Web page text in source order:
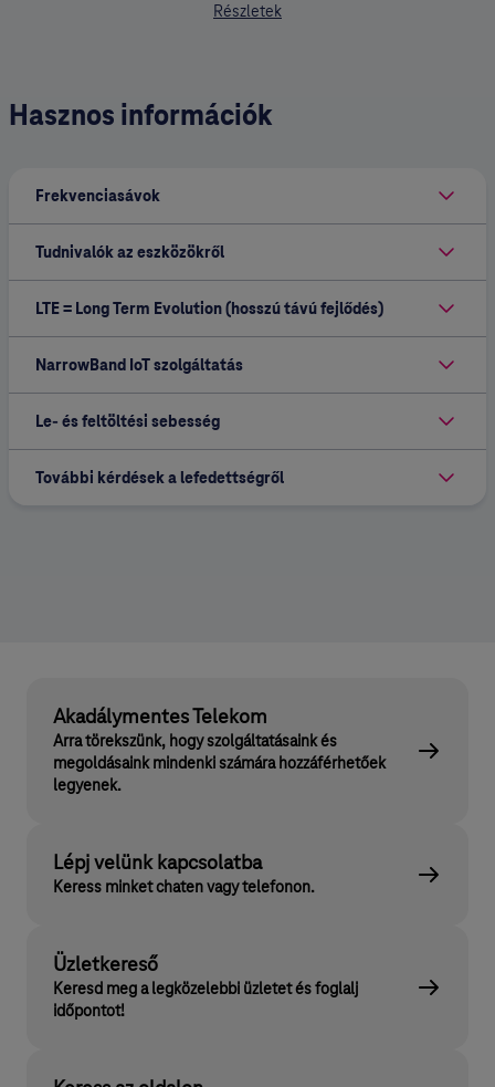
Részletek
Hasznos információk
Frekvenciasávok
Tudnivalók az eszközökről
LTE = Long Term Evolution (hosszú távú fejlődés)
NarrowBand IoT szolgáltatás
Le- és feltöltési sebesség
További kérdések a lefedettségről
Akadálymentes Telekom
Arra törekszünk, hogy szolgáltatásaink és
megoldásaink mindenki számára hozzáférhetőek
legyenek.
Lépj velünk kapcsolatba
Keress minket chaten vagy telefonon.
Üzletkereső
Keresd meg a legközelebbi üzletet és foglalj
időpontot!